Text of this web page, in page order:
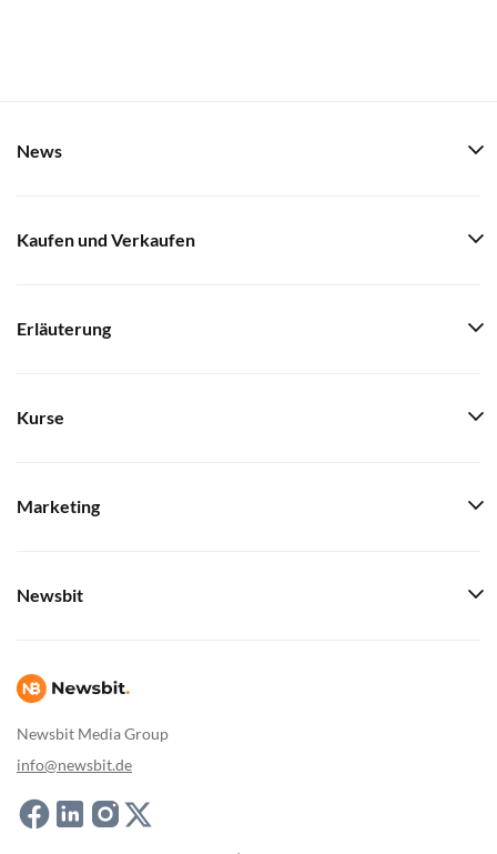
Newsbit Media Group
info@newsbit.de
News
Kaufen und Verkaufen
Erläuterung
Kurse
Marketing
Newsbit